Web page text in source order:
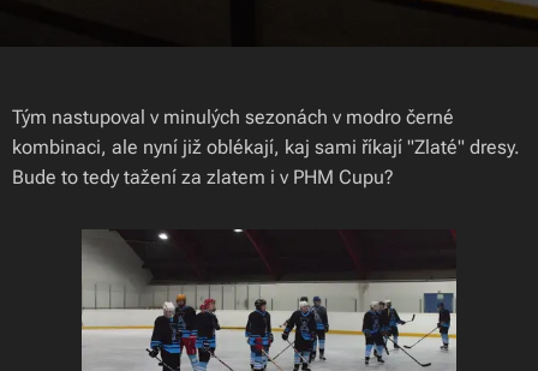
Tým nastupoval v minulých sezonách v modro černé
kombinaci, ale nyní již oblékají, kaj sami říkají "Zlaté" dresy.
Bude to tedy tažení za zlatem i v PHM Cupu?